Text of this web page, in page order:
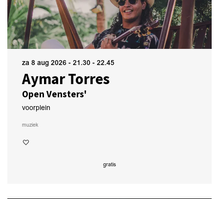
Aymar Torres
Open Vensters'
za 8 aug 2026 - 21.30 - 22.45
voorplein
muziek
gratis